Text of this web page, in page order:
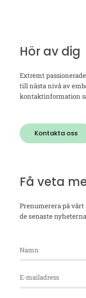
Hör av dig
Extremt
till nästa nivå av
kontaktinformation
Kontakta oss
Få veta
Prenumerera på
de senaste